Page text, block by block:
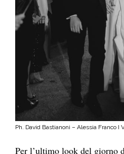
Ph. David Bastianoni – Alessia Franco I
Per l’ultimo look del giorno